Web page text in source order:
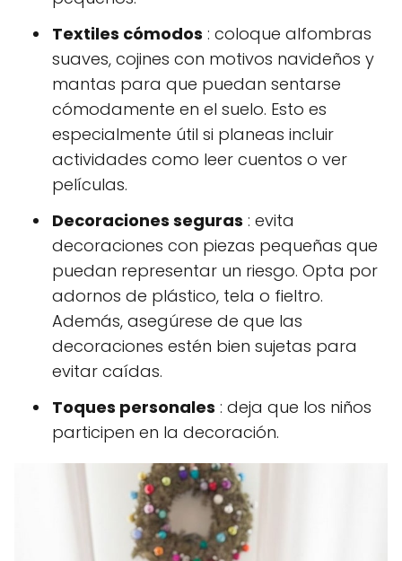
Textiles cómodos : coloque alfombras
suaves, cojines con motivos navideños y
mantas para que puedan sentarse
cómodamente en el suelo. Esto es
especialmente útil si planeas incluir
actividades como leer cuentos o ver
películas.
Decoraciones seguras : evita
decoraciones con piezas pequeñas que
puedan representar un riesgo. Opta por
adornos de plástico, tela o fieltro.
Además, asegúrese de que las
decoraciones estén bien sujetas para
evitar caídas.
Toques personales : deja que los niños
participen en la decoración.